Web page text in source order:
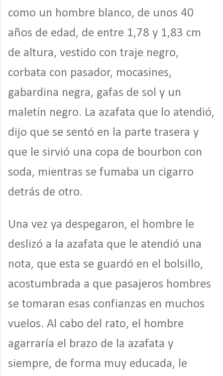
como un hombre blanco, de unos 40
años de edad, de entre 1,78 y 1,83 cm
de altura, vestido con traje negro,
corbata con pasador, mocasines,
gabardina negra, gafas de sol y un
maletín negro. La azafata que lo atendió,
dijo que se sentó en la parte trasera y
que le sirvió una copa de bourbon con
soda, mientras se fumaba un cigarro
detrás de otro.
Una vez ya despegaron, el hombre le
deslizó a la azafata que le atendió una
nota, que esta se guardó en el bolsillo,
acostumbrada a que pasajeros hombres
se tomaran esas confianzas en muchos
vuelos. Al cabo del rato, el hombre
agarraría el brazo de la azafata y
siempre, de forma muy educada, le